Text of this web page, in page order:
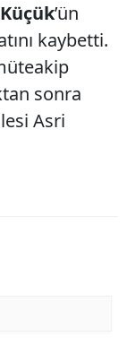
’ün
kaybetti.
sonra
Asri